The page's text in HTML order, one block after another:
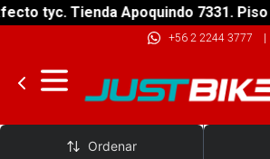
tyc. Tienda Apoquindo 7331. Piso
+56 2 2244 3777 |
Kizlyar Supreme
Ordenar